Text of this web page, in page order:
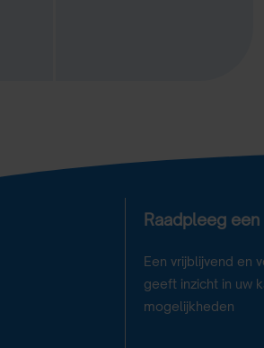
Raadpleeg
Een vrijblijvend en
geeft inzicht in uw
mogelijkheden